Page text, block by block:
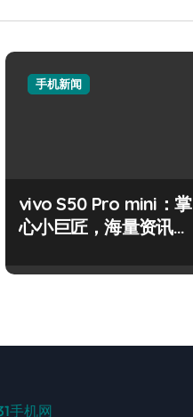
手机新闻
vivo S50 Pro mini：掌
心小巨匠，海量资讯一
手机网